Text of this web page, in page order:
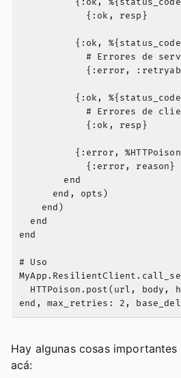
            {:ok, resp}
{:ok,
# Errores de
{:error,
{:ok,
# Errores de
            {:ok, resp}
{:error,
            {:error, reason}
        end
      end, opts)
    end)
  end
end
# Uso
HTTPoison.post(url, body,
Hay algunas cosas
acá: